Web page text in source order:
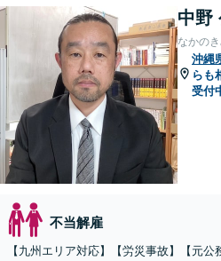
中野
なかの
沖縄
らも
受付
不当解雇
【九州エリア対応】【労災事故】【元公